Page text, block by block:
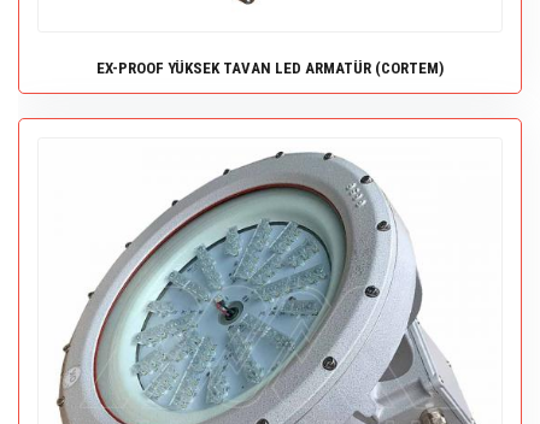
EX-PROOF YÜKSEK TAVAN LED ARMATÜR (CORTEM)